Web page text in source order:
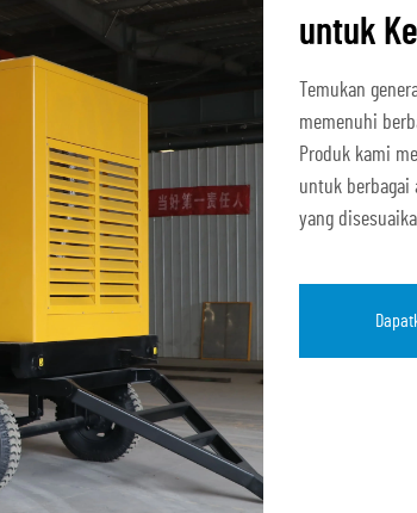
untuk
Temukan
memenuhi
Produk kami
untuk berbagai
yang